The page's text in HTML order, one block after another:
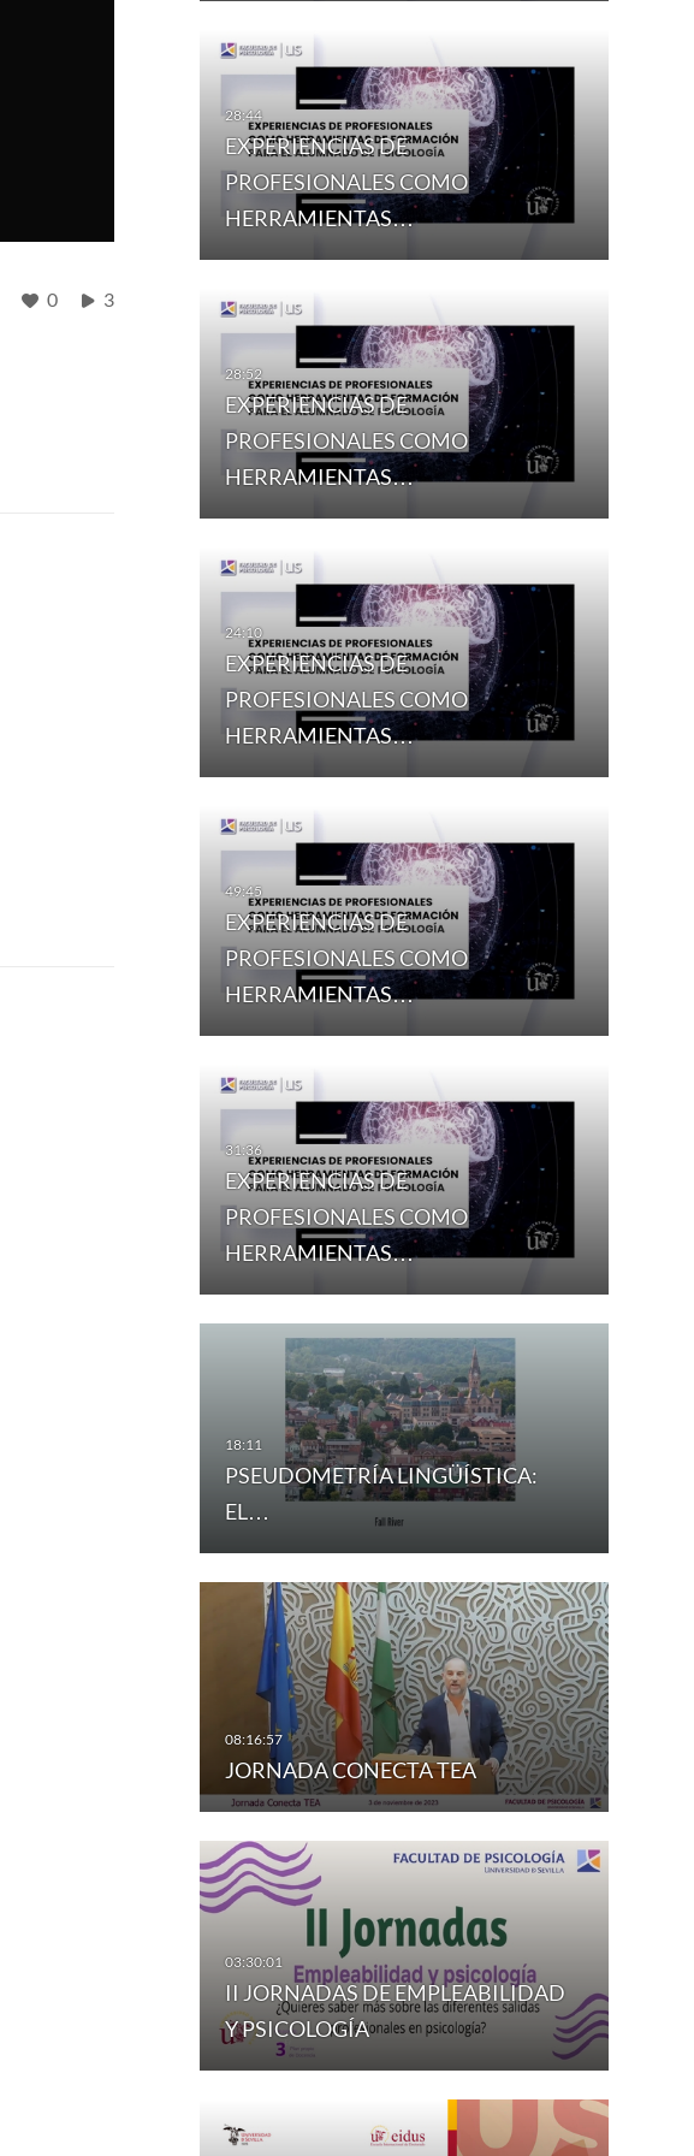
0 3
EXPERIENCIAS DE
PROFESIONALES COMO
HERRAMIENTAS…
EXPERIENCIAS DE
PROFESIONALES COMO
HERRAMIENTAS…
EXPERIENCIAS DE
PROFESIONALES COMO
HERRAMIENTAS…
EXPERIENCIAS DE
PROFESIONALES COMO
HERRAMIENTAS…
EXPERIENCIAS DE
PROFESIONALES COMO
HERRAMIENTAS…
PSEUDOMETRÍA LINGÜÍSTICA:
EL…
JORNADA CONECTA TEA
II JORNADAS DE EMPLEABILIDAD
Y PSICOLOGÍA